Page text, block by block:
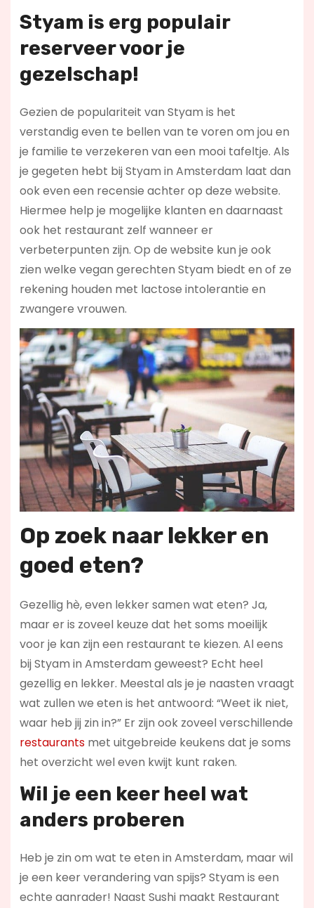
Styam is erg populair
reserveer voor je
gezelschap!
Gezien de populariteit van Styam is het
verstandig even te bellen van te voren om jou en
je familie te verzekeren van een mooi tafeltje. Als
je gegeten hebt bij Styam in Amsterdam laat dan
ook even een recensie achter op deze website.
Hiermee help je mogelijke klanten en daarnaast
ook het restaurant zelf wanneer er
verbeterpunten zijn. Op de website kun je ook
zien welke vegan gerechten Styam biedt en of ze
rekening houden met lactose intolerantie en
zwangere vrouwen.
Op zoek naar lekker en
goed eten?
Gezellig hè, even lekker samen wat eten? Ja,
maar er is zoveel keuze dat het soms moeilijk
voor je kan zijn een restaurant te kiezen. Al eens
bij Styam in Amsterdam geweest? Echt heel
gezellig en lekker. Meestal als je je naasten vraagt
wat zullen we eten is het antwoord: “Weet ik niet,
waar heb jij zin in?” Er zijn ook zoveel verschillende
restaurantsmet uitgebreide keukens dat je soms
het overzicht wel even kwijt kunt raken.
Wil je een keer heel wat
anders proberen
Heb je zin om wat te eten in Amsterdam, maar wil
je een keer verandering van spijs? Styam is een
echte aanrader! Naast Sushi maakt Restaurant